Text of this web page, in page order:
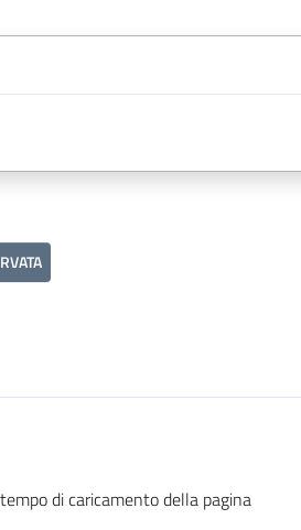
di caricamento della pagina